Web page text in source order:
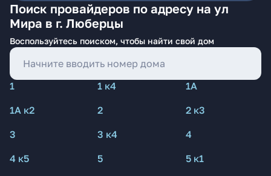
Поиск провайдеров по адресу на ул
Мира в г. Люберцы
Воспользуйтесь поиском, чтобы найти свой дом
1 1 к4
1А
1А к2
2
2 к3
3
3 к4
4
4 к5
5
5 к1